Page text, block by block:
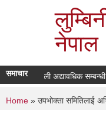
नेपाल
समाचार
मतदाता नामावली अद्यावधिक सम्बन्धी
You are
Home » उपभोक्ता समितिलाई